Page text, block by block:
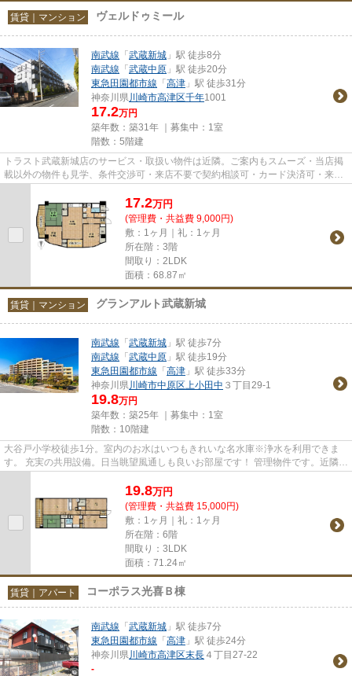
賃貸｜マンション ヴェルドゥミール
南武線 「武蔵新城 」駅 徒歩8分
南武線 「武蔵中原 」駅 徒歩20分
東急田園都市線 「高津 」駅 徒歩31分
神奈川県川崎市高津区千年1001
17.2万円
築年数：築31年 ｜募集中： 1室
階数：5階建
トラスト武蔵新城店のサービス・取扱い物件は近隣。ご案内もスムーズ・当店掲
載以外の物件も見学、条件交渉可・来店不要で契約相談可・カード決済可・来店
時無料駐車場有（要電話予約...
17.2万円
(管理費・共益費 9,000円)
敷：1ヶ月｜礼：1ヶ月
所在階：3階
間取り：2LDK
面積：68.87㎡
賃貸｜マンション グランアルト武蔵新城
南武線 「武蔵新城 」駅 徒歩7分
南武線 「武蔵中原 」駅 徒歩19分
東急田園都市線 「高津 」駅 徒歩33分
神奈川県川崎市中原区上小田中 ３丁目29-1
19.8万円
築年数：築25年 ｜募集中： 1室
階数：10階建
大谷戸小学校徒歩1分。室内のお水はいつもきれいな名水庫※浄水を利用できま
す。 充実の共用設備。日当眺望風通しも良いお部屋です！ 管理物件です。近隣業
者の為不具合ありましたらす...
19.8万円
(管理費・共益費 15,000円)
敷：1ヶ月｜礼：1ヶ月
所在階：6階
間取り：3LDK
面積：71.24㎡
賃貸｜アパート コーポラス光喜Ｂ棟
南武線 「武蔵新城 」駅 徒歩7分
東急田園都市線 「高津 」駅 徒歩24分
神奈川県川崎市高津区末長 ４丁目27-22
-